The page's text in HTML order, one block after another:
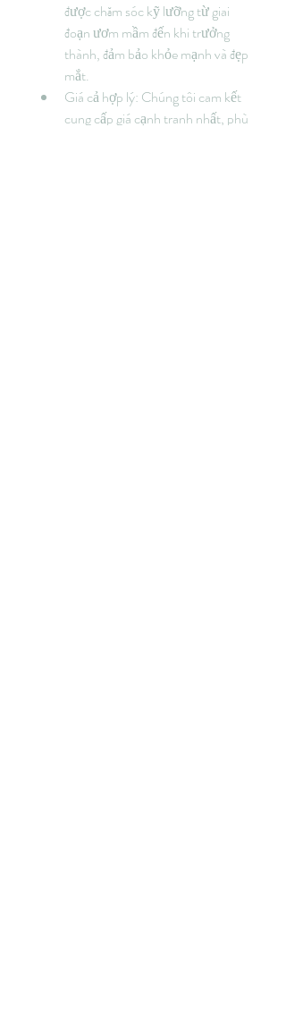
được chăm sóc kỹ lưỡng từ giai
đoạn ươm mầm đến khi trưởng
thành, đảm bảo khỏe mạnh và đẹp
mắt.
Giá cả hợp lý: Chúng tôi cam kết
cung cấp giá cạnh tranh nhất, phù